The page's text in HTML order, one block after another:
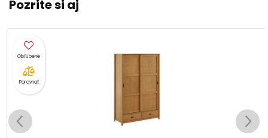
Pozrite si aj
Porovnať